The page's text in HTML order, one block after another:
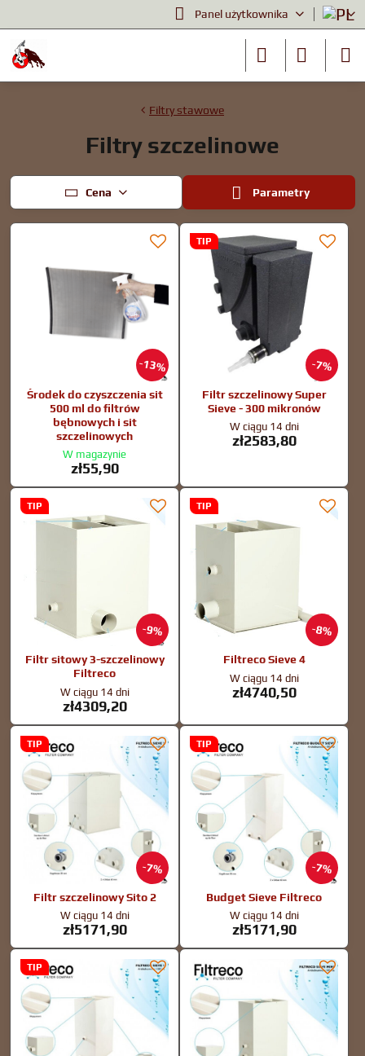
Panel użytkownika
Filtry stawowe
Filtry szczelinowe
Cena Parametry
13%
Środek do czyszczenia sit
500 ml do filtrów
bębnowych i sit
szczelinowych
W magazynie
zł55,90
7%
TIP
Filtr szczelinowy Super
Sieve - 300 mikronów
W ciągu 14 dni
zł2583,80
9%
TIP
Filtr sitowy 3-szczelinowy
Filtreco
W ciągu 14 dni
zł4309,20
8%
TIP
Filtreco Sieve 4
W ciągu 14 dni
zł4740,50
7%
TIP
Filtr szczelinowy Sito 2
W ciągu 14 dni
zł5171,90
7%
TIP
Budget Sieve Filtreco
W ciągu 14 dni
zł5171,90
TIP